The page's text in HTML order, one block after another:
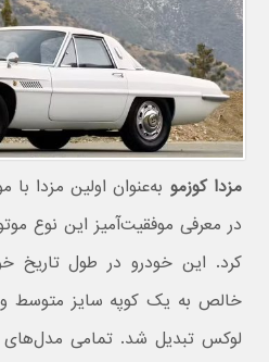
مزدا کوزمو به‌عنوان اولین مزدا
در معرفی موفقیت‌آمیز این نوع
کرد. این خودرو در طول تاریخ
خالص به یک کوپه سایز متوسط و
لوکس تبدیل شد. تمامی مدل‌های